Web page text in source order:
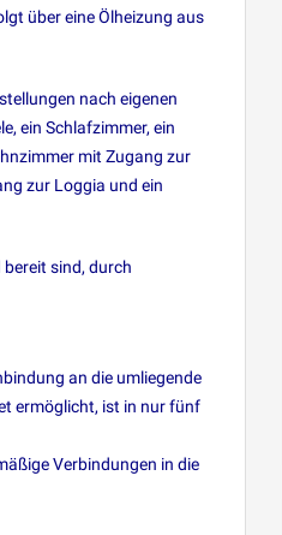
über eine Ölheizung aus
nach eigenen
ein Schlafzimmer, ein
mit Zugang zur
zur Loggia und ein
sind, durch
an die umliegende
ermöglicht, ist in nur fünf
Verbindungen in die